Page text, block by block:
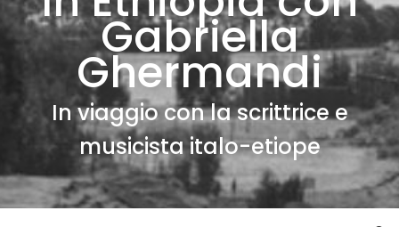
Gabriella
Ghermandi
In viaggio con la scrittrice e
musicista italo-etiope